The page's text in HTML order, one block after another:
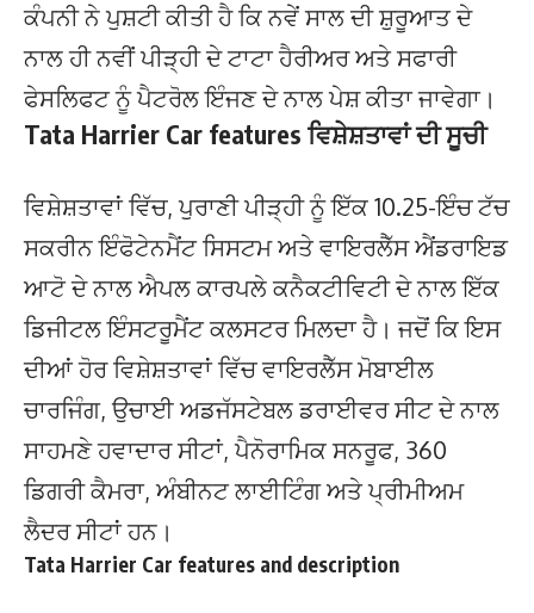
ਕੰਪਨੀ ਨੇ ਪੁਸ਼ਟੀ ਕੀਤੀ ਹੈ ਕਿ ਨਵੇਂ ਸਾਲ ਦੀ ਸ਼ੁਰੂਆਤ ਦੇ
ਨਾਲ ਹੀ ਨਵੀਂ ਪੀੜ੍ਹੀ ਦੇ ਟਾਟਾ ਹੈਰੀਅਰ ਅਤੇ ਸਫਾਰੀ
ਫੇਸਲਿਫਟ ਨੂੰ ਪੈਟਰੋਲ ਇੰਜਣ ਦੇ ਨਾਲ ਪੇਸ਼ ਕੀਤਾ ਜਾਵੇਗਾ।
Tata Harrier Car features ਵਿਸ਼ੇਸ਼ਤਾਵਾਂ ਦੀ ਸੂਚੀ
ਵਿਸ਼ੇਸ਼ਤਾਵਾਂ ਵਿੱਚ, ਪੁਰਾਣੀ ਪੀੜ੍ਹੀ ਨੂੰ ਇੱਕ 10.25-ਇੰਚ ਟੱਚ
ਸਕਰੀਨ ਇੰਫੋਟੇਨਮੈਂਟ ਸਿਸਟਮ ਅਤੇ ਵਾਇਰਲੈੱਸ ਐਂਡਰਾਇਡ
ਆਟੋ ਦੇ ਨਾਲ ਐਪਲ ਕਾਰਪਲੇ ਕਨੈਕਟੀਵਿਟੀ ਦੇ ਨਾਲ ਇੱਕ
ਡਿਜੀਟਲ ਇੰਸਟਰੂਮੈਂਟ ਕਲਸਟਰ ਮਿਲਦਾ ਹੈ। ਜਦੋਂ ਕਿ ਇਸ
ਦੀਆਂ ਹੋਰ ਵਿਸ਼ੇਸ਼ਤਾਵਾਂ ਵਿੱਚ ਵਾਇਰਲੈੱਸ ਮੋਬਾਈਲ
ਚਾਰਜਿੰਗ, ਉਚਾਈ ਅਡਜੱਸਟੇਬਲ ਡਰਾਈਵਰ ਸੀਟ ਦੇ ਨਾਲ
ਸਾਹਮਣੇ ਹਵਾਦਾਰ ਸੀਟਾਂ, ਪੈਨੋਰਾਮਿਕ ਸਨਰੂਫ, 360
ਡਿਗਰੀ ਕੈਮਰਾ, ਅੰਬੀਨਟ ਲਾਈਟਿੰਗ ਅਤੇ ਪ੍ਰੀਮੀਅਮ
ਲੈਦਰ ਸੀਟਾਂ ਹਨ।
Tata Harrier Car features and description